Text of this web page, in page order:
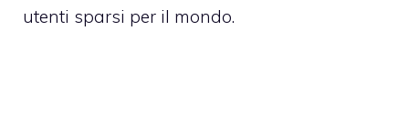
utenti sparsi per il mondo.